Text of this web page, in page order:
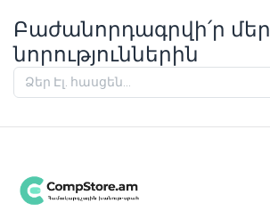
Բաժանորդագրվի՛ր մեր
նորություններին